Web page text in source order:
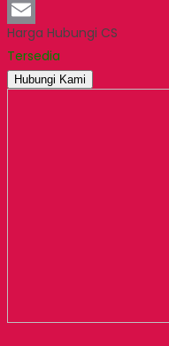
LinkedIn
Email
Harga Hubungi CS
Tersedia
Hubungi Kami